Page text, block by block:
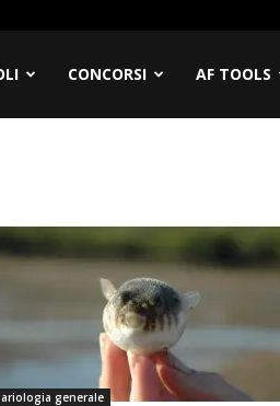
CONCORSI AF TOOLS
generale